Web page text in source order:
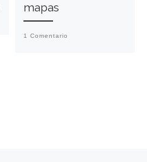
mapas
1 Comentario